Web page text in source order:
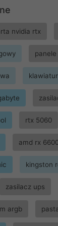
nvidia rtx
rtx 5060
amd rx
kingston
zasilacz ups
argb